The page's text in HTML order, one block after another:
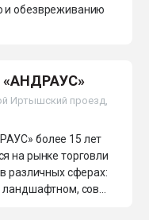
и обезвреживанию
«АНДРАУС»
Иртышский проезд,
более 15 лет
на рынке торговли
различных сферах:
сов...